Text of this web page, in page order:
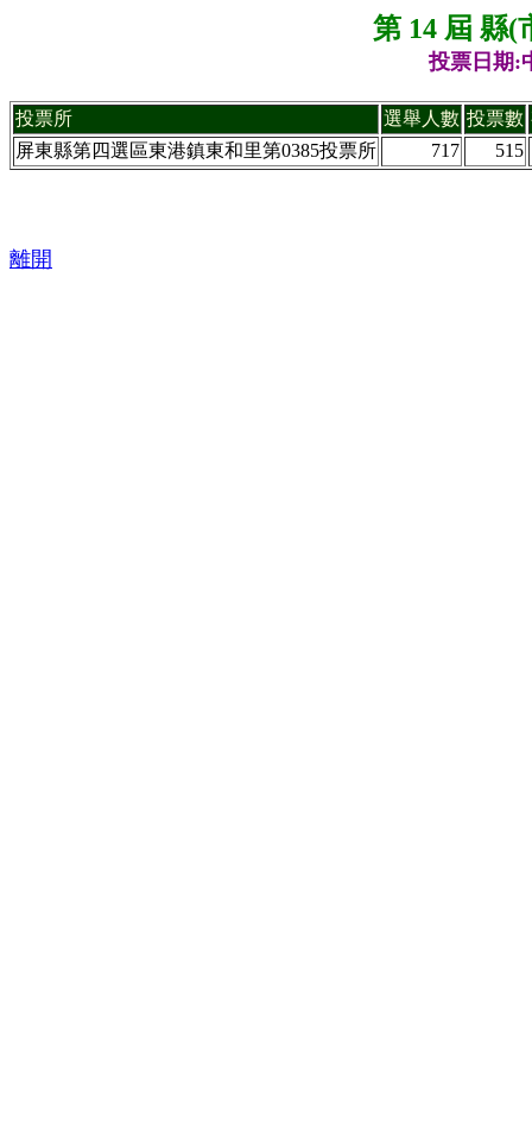
第 14 屆 縣(
投票日期:
投票所 選舉人數 投票數
屏東縣第四選區東港鎮東和里第0385投票所
717 515
離開